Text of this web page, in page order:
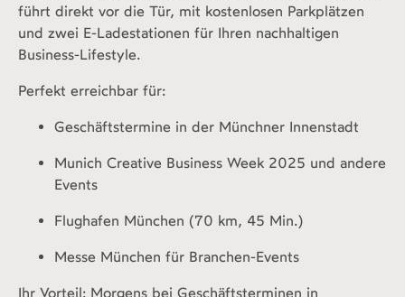
führt direkt vor die Tür, mit kostenlosen Parkplätzen
und zwei E-Ladestationen für Ihren nachhaltigen
Business-Lifestyle.
Perfekt erreichbar für:
Geschäftstermine in der Münchner Innenstadt
Munich Creative Business Week 2025 und andere
Events
Flughafen München (70 km, 45 Min.)
Messe München für Branchen-Events
Ihr Vorteil: Morgens bei Geschäftsterminen in